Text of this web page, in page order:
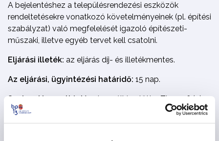
A bejelentéshez a településrendezési eszközök
rendeltetésekre vonatkozó követelményeinek (pl. építési
szabályzat) való megfelelését igazoló építészeti-
műszaki, illetve egyéb tervet kell csatolni.
Eljárási illeték: az eljárás díj- és illetékmentes.
Az eljárási, ügyintézési határidő: 15 nap.
Szakmai konzultáció:a benyújtás előtt a Tkr. 32. § (3)
bekezdése értelmében előzetes szakmai konzultációra
szükséges megküldeni a tervdokumentációt a